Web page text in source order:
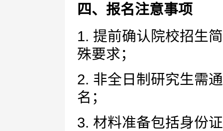
四、报名注意事项
1. 提前确认院校招生
殊要求；
2. 非全日制研究生需
名；
3. 材料准备包括身份